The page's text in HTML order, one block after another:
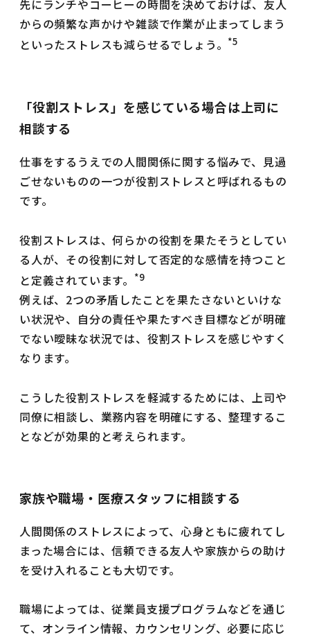
先にランチやコーヒーの時間を決めておけば、友人
からの頻繁な声かけや雑談で作業が止まってしまう
といったストレスも減らせるでしょう。 *5
「役割ストレス」を感じている場合は上司に
相談する
仕事をするうえでの人間関係に関する悩みで、見過
ごせないものの一つが役割ストレスと呼ばれるもの
です。
役割ストレスは、何らかの役割を果たそうとしてい
る人が、その役割に対して否定的な感情を持つこと
と定義されています。
*9
例えば、2つの矛盾したことを果たさないといけな
い状況や、自分の責任や果たすべき目標などが明確
でない曖昧な状況では、役割ストレスを感じやすく
なります。
こうした役割ストレスを軽減するためには、上司や
同僚に相談し、業務内容を明確にする、整理するこ
となどが効果的と考えられます。
家族や職場・医療スタッフに相談する
人間関係のストレスによって、心身ともに疲れてし
まった場合には、信頼できる友人や家族からの助け
を受け入れることも大切です。
職場によっては、従業員支援プログラムなどを通じ
て、オンライン情報、カウンセリング、必要に応じ